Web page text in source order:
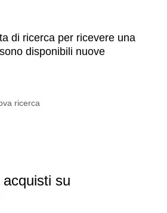
di ricerca per ricevere una
disponibili nuove
su